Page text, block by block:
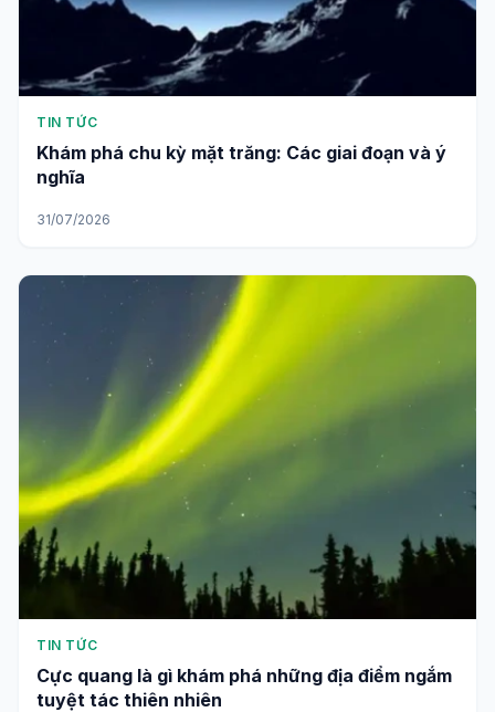
TIN TỨC
Khám phá chu kỳ mặt trăng: Các giai đoạn và ý
nghĩa
31/07/2026
TIN TỨC
Cực quang là gì khám phá những địa điểm ngắm
tuyệt tác thiên nhiên